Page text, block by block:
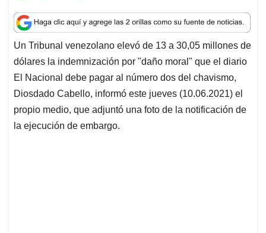
a
t
s
A
p
p
c
e
b
o
o
k
n
k
e
d
I
n
a
i
l
r
e
a
d
s
Un Tribunal venezolano elevó de 13 a 30,05 millones de
dólares la indemnización por "daño moral" que el diario
El Nacional debe pagar al número dos del chavismo,
Diosdado Cabello, informó este jueves (10.06.2021) el
propio medio, que adjuntó una foto de la notificación de
la ejecución de embargo.